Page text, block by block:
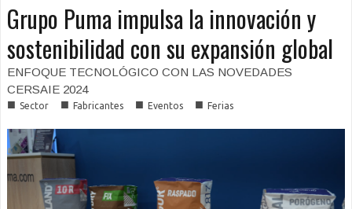
Grupo Puma impulsa la innovación y
sostenibilidad con su expansión global
ENFOQUE TECNOLÓGICO CON LAS NOVEDADES
CERSAIE 2024
■ Sector ■ Fabricantes ■ Eventos ■ Ferias